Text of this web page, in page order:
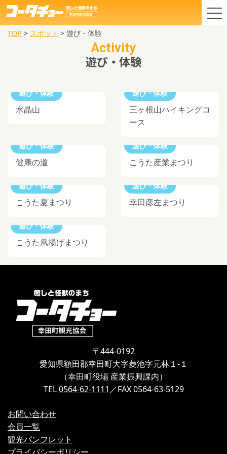
TOP > スポット > 遊び・体験
Activity
遊び・体験
遊び・体験
水晶山
遊び・体験
三ヶ根山ハイキングコ
ース
遊び・体験
健康の道
遊び・体験
こうた産業まつり
遊び・体験
こうた夏まつり
遊び・体験
幸田彦左まつり
遊び・体験
こうた凧揚げまつり
〒444-0192
愛知県額田郡幸田町大字菱池字元林１-１
（幸田町役場 産業振興課内）
TEL0564-62-1111 ／FAX 0564-63-5129
お問い合わせ
会員一覧
観光パンフレット
プライバシーポリシー